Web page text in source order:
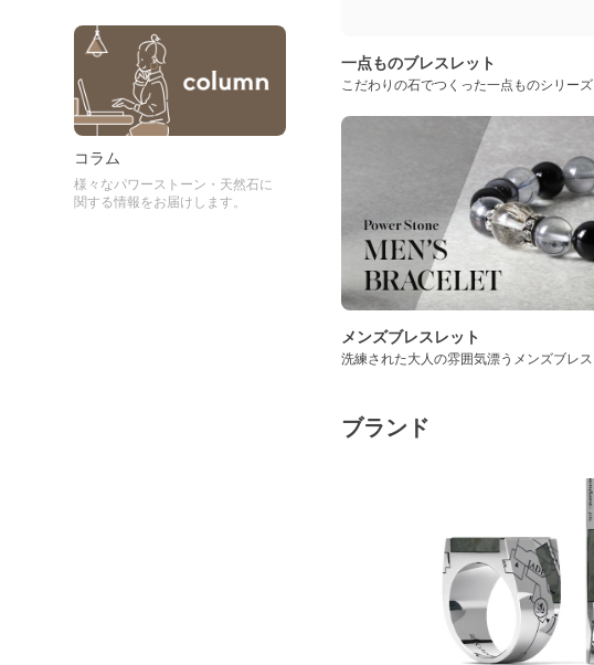
コラム
様々なパワーストーン・天然石に
関する情報をお届けします。
一点ものブレスレット
こだわりの石でつくった一点ものシリーズ
メンズブレスレット
洗練された大人の雰囲気漂うメンズブレス
ブランド